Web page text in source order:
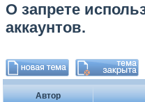
О запрете
аккаунтов.
Автор